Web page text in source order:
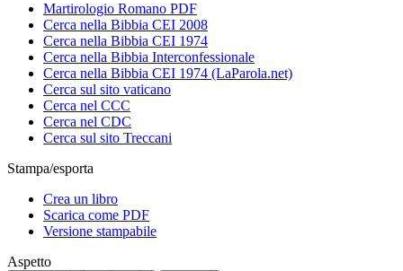
Martirologio Romano PDF
Cerca nella Bibbia CEI 2008
Cerca nella Bibbia CEI 1974
Cerca nella Bibbia Interconfessionale
Cerca nella Bibbia CEI 1974 (LaParola.net)
Cerca sul sito vaticano
Cerca nel CCC
Cerca nel CDC
Cerca sul sito Treccani
Stampa/esporta
Crea un libro
Scarica come PDF
Versione stampabile
Aspetto